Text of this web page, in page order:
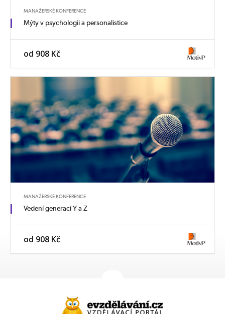
MANAŽERSKÉ KONFERENCE
Mýty v psychologii a personalistice
od 908 Kč
MANAŽERSKÉ KONFERENCE
Vedení generací Y a Z
od 908 Kč